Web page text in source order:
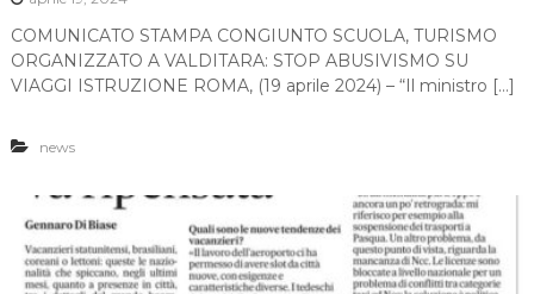
COMUNICATO STAMPA CONGIUNTO SCUOLA, TURISMO
ORGANIZZATO A VALDITARA: STOP ABUSIVISMO SU
VIAGGI ISTRUZIONE ROMA, (19 aprile 2024) – “Il ministro […]
news